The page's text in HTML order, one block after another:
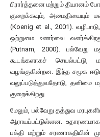
பிரார்த்தனை மற்றும் தியானம்
குறைக்கவும், அமைதியையும்
(Koenig et al., 2001).
ஒற்றுமை உணர்வை
(Putnam, 2000). பல்வேறு
கூடங்களாகச்
வழங்குகின்றன. இந்த சமூக
வலுப்படுத்துவதோடு,
குறைக்கிறது.
மேலும், பல்வேறு தத்துவ
ஆராயப்பட்டுள்ளன.
பக்தி மற்றும் சரணாகதியின்